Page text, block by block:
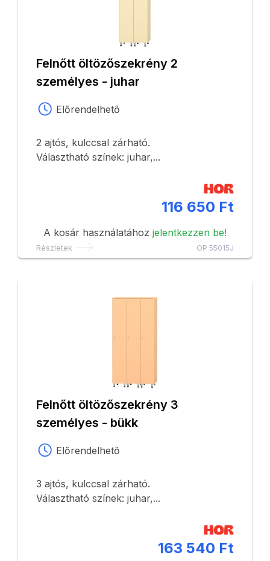
Felnőtt öltözőszekrény 2
személyes - juhar
Előrendelhető
2 ajtós, kulccsal zárható.
Választható színek: juhar,...
116 650 Ft
A kosár használatához jelentkezzen be!
Részletek OP 55015J
Felnőtt öltözőszekrény 3
személyes - bükk
Előrendelhető
3 ajtós, kulccsal zárható.
Választható színek: juhar,...
163 540 Ft